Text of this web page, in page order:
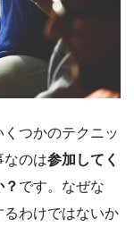
つかのテクニッ
なのは参加してく
です。なぜな
るわけではないか